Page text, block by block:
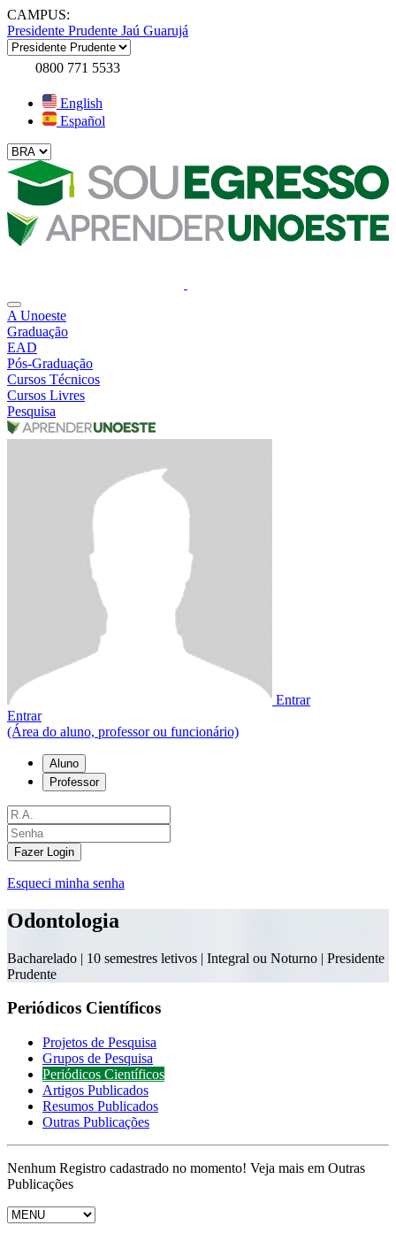
CAMPUS:
Presidente Prudente Jaú Guarujá
0800 771 5533
English
Español
A Unoeste
Graduação
EAD
Pós-Graduação
Cursos Técnicos
Cursos Livres
Pesquisa
Entrar
Entrar
(Área do aluno, professor ou funcionário)
Aluno
Professor
Fazer Login
Esqueci minha senha
Odontologia
Bacharelado | 10 semestres letivos | Integral ou Noturno | Presidente
Prudente
Periódicos Científicos
Projetos de Pesquisa
Grupos de Pesquisa
Periódicos Científicos
Artigos Publicados
Resumos Publicados
Outras Publicações
Nenhum Registro cadastrado no momento! Veja mais em Outras
Publicações